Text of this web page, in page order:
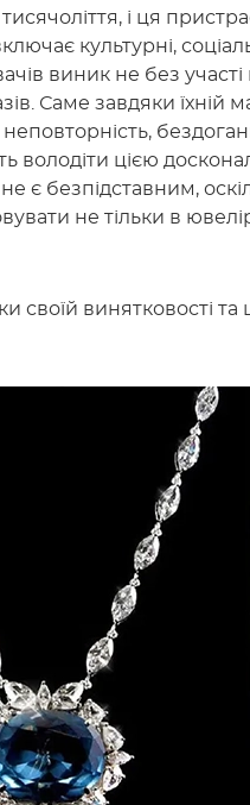
і ця
культурні,
виник не без
Саме завдяки їхній
володіти цією
є безпідставним,
не тільки в
своїй винятковості та